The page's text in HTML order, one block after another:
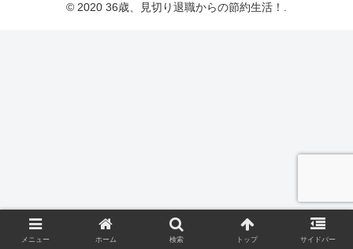
© 2020 36歳、見切り退職からの節約生活！.
メニュー ホーム 検索 トップ サイドバー